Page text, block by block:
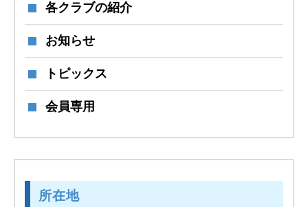
MEMBERS ONLY
各クラブの紹介
お知らせ
トピックス
会員専用
所在地